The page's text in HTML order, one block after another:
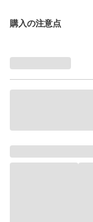
購入の注意点